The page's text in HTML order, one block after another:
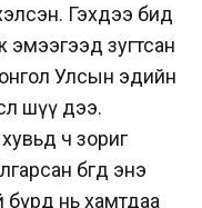
Гэхдээ бид
зугтсан
Улсын эдийн
шүү дээ.
ч зориг
бөгөөд энэ
бүрд нь хамтдаа